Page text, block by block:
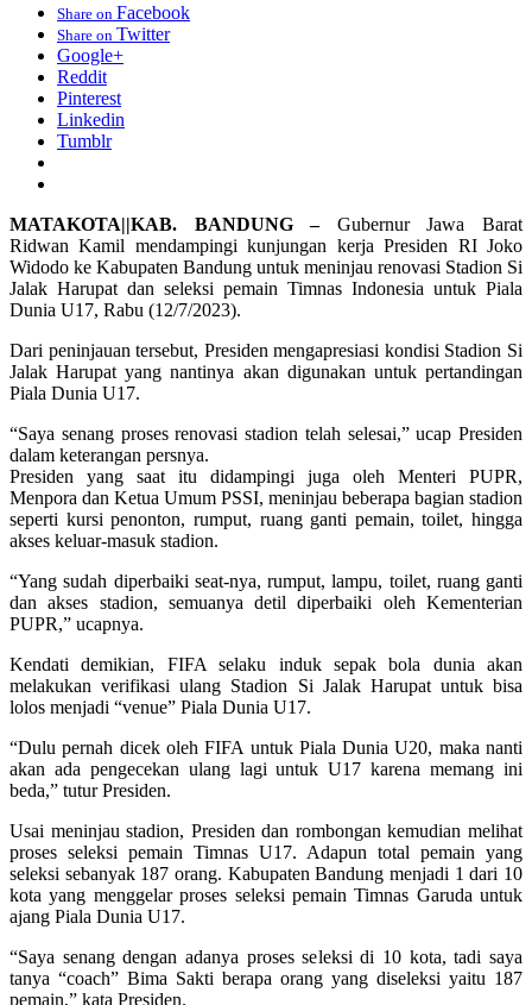
Share on Facebook
Share on Twitter
Google+
Reddit
Pinterest
Linkedin
Tumblr
MATAKOTA||KAB. BANDUNG – Gubernur Jawa Barat
Ridwan Kamil mendampingi kunjungan kerja Presiden RI Joko
Widodo ke Kabupaten Bandung untuk meninjau renovasi Stadion Si
Jalak Harupat dan seleksi pemain Timnas Indonesia untuk Piala
Dunia U17, Rabu (12/7/2023).
Dari peninjauan tersebut, Presiden mengapresiasi kondisi Stadion Si
Jalak Harupat yang nantinya akan digunakan untuk pertandingan
Piala Dunia U17.
“Saya senang proses renovasi stadion telah selesai,” ucap Presiden
dalam keterangan persnya.
Presiden yang saat itu didampingi juga oleh Menteri PUPR,
Menpora dan Ketua Umum PSSI, meninjau beberapa bagian stadion
seperti kursi penonton, rumput, ruang ganti pemain, toilet, hingga
akses keluar-masuk stadion.
“Yang sudah diperbaiki seat-nya, rumput, lampu, toilet, ruang ganti
dan akses stadion, semuanya detil diperbaiki oleh Kementerian
PUPR,” ucapnya.
Kendati demikian, FIFA selaku induk sepak bola dunia akan
melakukan verifikasi ulang Stadion Si Jalak Harupat untuk bisa
lolos menjadi “venue” Piala Dunia U17.
“Dulu pernah dicek oleh FIFA untuk Piala Dunia U20, maka nanti
akan ada pengecekan ulang lagi untuk U17 karena memang ini
beda,” tutur Presiden.
Usai meninjau stadion, Presiden dan rombongan kemudian melihat
proses seleksi pemain Timnas U17. Adapun total pemain yang
seleksi sebanyak 187 orang. Kabupaten Bandung menjadi 1 dari 10
kota yang menggelar proses seleksi pemain Timnas Garuda untuk
ajang Piala Dunia U17.
“Saya senang dengan adanya proses seleksi di 10 kota, tadi saya
tanya “coach” Bima Sakti berapa orang yang diseleksi yaitu 187
pemain,” kata Presiden.